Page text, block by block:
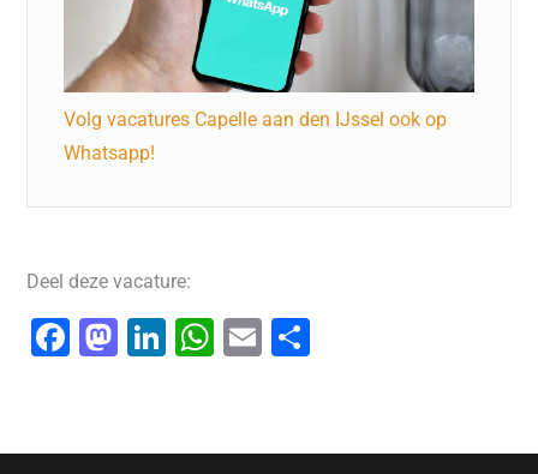
Volg vacatures Capelle aan den IJssel ook op
Whatsapp!
Deel deze vacature:
F
e
M
o
Li
e
W
s
E
l
n